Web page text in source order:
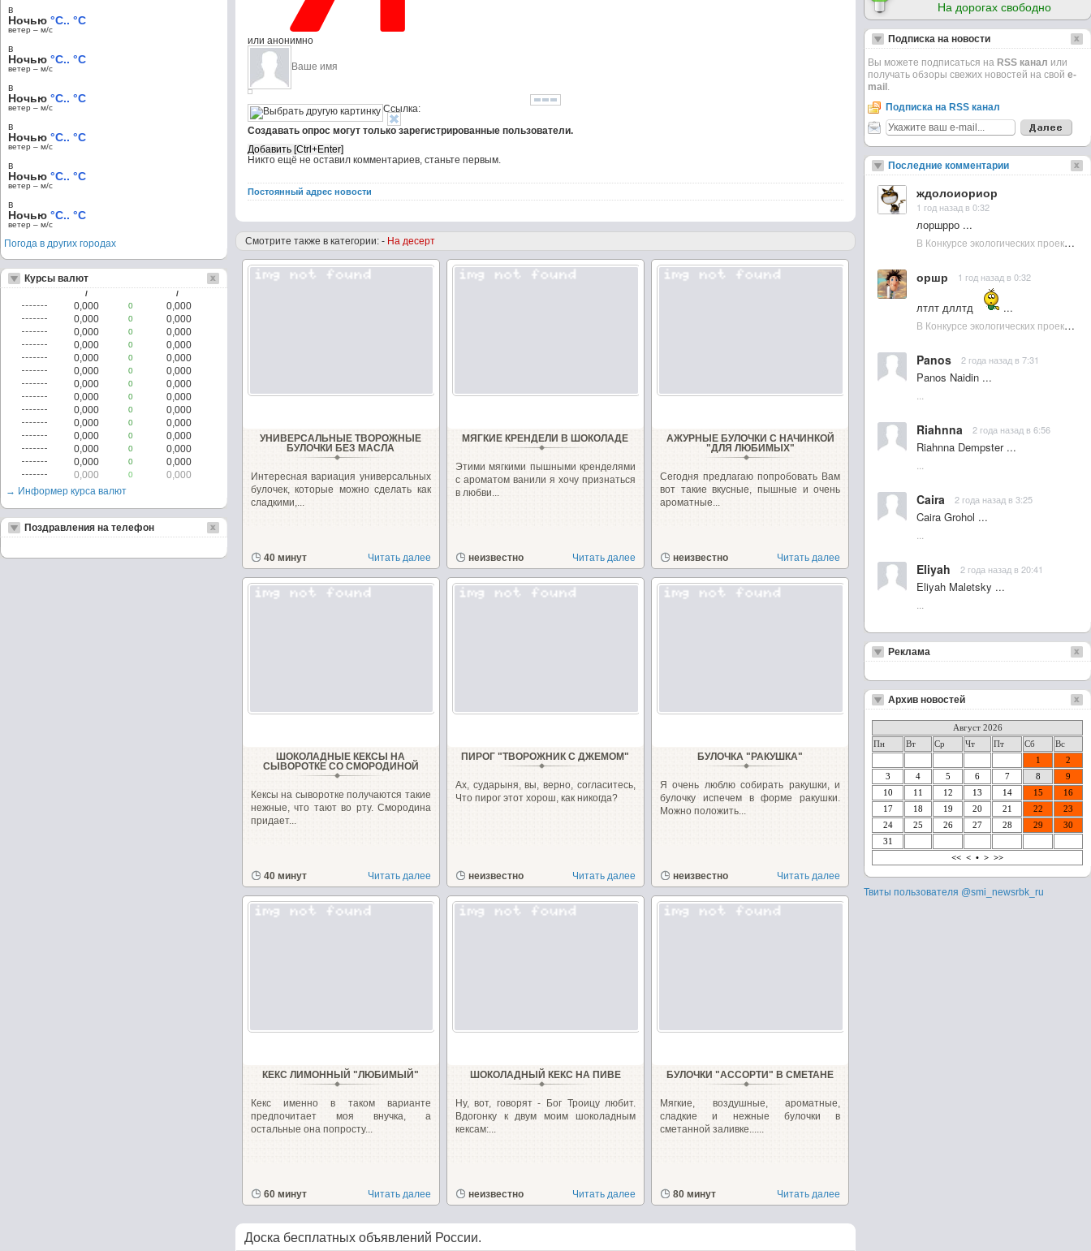
или анонимно
Ссылка:
Создавать опрос могут только зарегистрированные пользователи.
Никто ещё не оставил комментариев, станьте первым.
Постоянный адрес новости
Смотрите также в категории: - На десерт
УНИВЕРСАЛЬНЫЕ ТВОРОЖНЫЕ
БУЛОЧКИ БЕЗ МАСЛА
Интересная вариация универсальных
булочек, которые можно сделать как
сладкими,...
40 минут Читать далее
МЯГКИЕ КРЕНДЕЛИ В ШОКОЛАДЕ
Этими мягкими пышными кренделями
с ароматом ванили я хочу признаться
в любви...
неизвестно Читать далее
АЖУРНЫЕ БУЛОЧКИ С НАЧИНКОЙ
"ДЛЯ ЛЮБИМЫХ"
Сегодня предлагаю попробовать Вам
вот такие вкусные, пышные и очень
ароматные...
неизвестно Читать далее
ШОКОЛАДНЫЕ КЕКСЫ НА
СЫВОРОТКЕ СО СМОРОДИНОЙ
Кексы на сыворотке получаются такие
нежные, что тают во рту. Смородина
придает...
40 минут Читать далее
ПИРОГ "ТВОРОЖНИК С ДЖЕМОМ"
Ах, сударыня, вы, верно, согласитесь,
Что пирог этот хорош, как никогда?
неизвестно Читать далее
БУЛОЧКА "РАКУШКА"
Я очень люблю собирать ракушки, и
булочку испечем в форме ракушки.
Можно положить...
неизвестно Читать далее
КЕКС ЛИМОННЫЙ "ЛЮБИМЫЙ"
Кекс именно в таком варианте
предпочитает моя внучка, а
остальные она попросту...
60 минут Читать далее
ШОКОЛАДНЫЙ КЕКС НА ПИВЕ
Ну, вот, говорят - Бог Троицу любит.
Вдогонку к двум моим шоколадным
кексам:...
неизвестно Читать далее
БУЛОЧКИ "АССОРТИ" В СМЕТАНЕ
Мягкие, воздушные, ароматные,
сладкие и нежные булочки в
сметанной заливке......
80 минут Читать далее
Доска бесплатных объявлений России.
в
Ночью °C.. °C
ветер – м/c
в
Ночью °C.. °C
ветер – м/c
в
Ночью °C.. °C
ветер – м/c
в
Ночью °C.. °C
ветер – м/c
в
Ночью °C.. °C
ветер – м/c
в
Ночью °C.. °C
ветер – м/c
Погода в других городах
Курсы валют
/ /
0,000 0
0,000
0,000
0
0,000
0,000
0
0,000
0,000
0
0,000
0,000
0
0,000
0,000
0
0,000
0,000
0
0,000
0,000
0
0,000
0,000
0
0,000
0,000
0
0,000
0,000
0
0,000
0,000
0
0,000
0,000
0
0,000
0,000
0
0,000
→ Информер курса валют
Поздравления на телефон
На дорогах свободно
Подписка на новости
Вы можете подписаться на RSS канал или
получать обзоры свежих новостей на свой e-
mail .
Подписка на RSS канал
Последние комментарии
ждолоиориор
1 год назад в 0:32
лоршрро ...
В Конкурсе экологических проектов в Подмосковье активно участвовала молодежь :: NewsRbk.ru...
оршр 1 год назад в 0:32
лтлт дллтд
...
В Конкурсе экологических проектов в Подмосковье активно участвовала молодежь :: NewsRbk.ru...
Panos 2 года назад в 7:31
Panos Naidin ...
Riahnna 2 года назад в 6:56
Riahnna Dempster ...
Caira 2 года назад в 3:25
Caira Grohol ...
Eliyah 2 года назад в 20:41
Eliyah Maletsky ...
Реклама
Архив новостей
Август 2026
Пн
Вт Ср Чт Пт Сб
Вс
1
2
3
4 5 6 7 8
9
10
11 12 13 14 15
16
17
18 19 20 21 22
23
24
25 26 27 28 29
30
31
<< < • > >>
Твиты пользователя @smi_newsrbk_ru